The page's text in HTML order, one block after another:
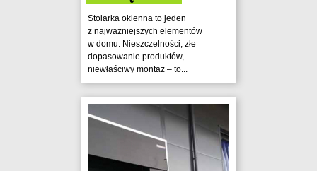
Stolarka okienna to jeden
z najważniejszych elementów
w domu. Nieszczelności, złe
dopasowanie produktów,
niewłaściwy montaż – to...